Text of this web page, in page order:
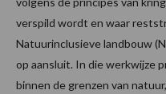
verspild wordt en waar
Natuurinclusieve landbouw
op aansluit. In die werkwijze
binnen de grenzen van